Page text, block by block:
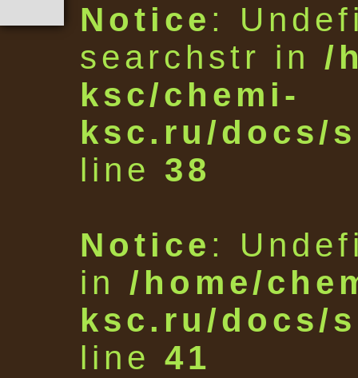
Notice :
searchstr in /
ksc/chemi-
ksc.ru/docs/
line 38
Notice :
in /home/
ksc.ru/docs/
line 41